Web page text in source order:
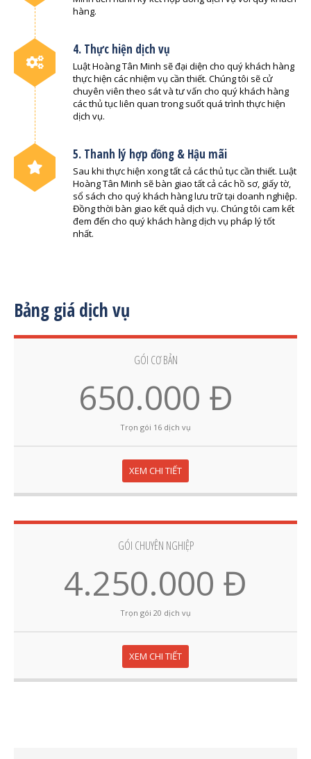
hàng.
4. Thực hiện dịch vụ
Luật Hoàng Tân Minh sẽ đại diện cho quý khách hàng
thực hiện các nhiệm vụ cần thiết. Chúng tôi sẽ cử
chuyên viên theo sát và tư vấn cho quý khách hàng
các thủ tục liên quan trong suốt quá trình thực hiện
dịch vụ.
5. Thanh lý hợp đồng & Hậu mãi
Sau khi thực hiện xong tất cả các thủ tục cần thiết. Luật
Hoàng Tân Minh sẽ bàn giao tất cả các hồ sơ, giấy tờ,
sổ sách cho quý khách hàng lưu trữ tại doanh nghiệp.
Đồng thời bàn giao kết quả dịch vụ. Chúng tôi cam kết
đem đến cho quý khách hàng dịch vụ pháp lý tốt
nhất.
Bảng giá dịch vụ
GÓI CƠ BẢN
650.000 Đ
Trọn gói 16 dịch vụ
XEM CHI TIẾT
GÓI CHUYÊN NGHIỆP
4.250.000 Đ
Trọn gói 20 dịch vụ
XEM CHI TIẾT